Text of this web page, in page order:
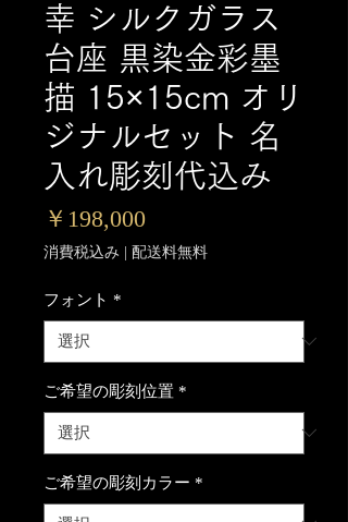
幸 シルクガラス
台座 黒染金彩墨
描 15×15cm オリ
ジナルセット 名
入れ彫刻代込み
￥198,000価
格
消費税込み | 配送料無料
フォント *
ご希望の彫刻位置 *
ご希望の彫刻カラー *